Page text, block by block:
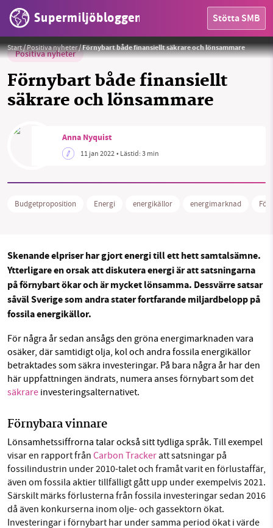
Supermiljöbloggen Stötta SMB
OMRÅDEN
Tipsa oss
Facebook Instagram BlueSky
Threads LinkedIn
Start/Positiva nyheter/Förnybart både finansiellt säkrare och lönsammare
Positiva nyheter
Förnybart både finansiellt
säkrare och lönsammare
Foto:18447309 / Pixabay
Anna Nyquist
11 jan 2022• Lästid:3 min
Budgetproposition Energi energikällor energimarknad
Skenande elpriser har gjort energi till ett hett samtalsämne.
Ytterligare en orsak att diskutera energi är att satsningarna
på förnybart ökar och är mycket lönsamma. Dessvärre satsar
såväl Sverige som andra stater fortfarande miljardbelopp på
fossila energikällor.
För några år sedan ansågs den gröna energimarknaden vara
osäker, där samtidigt olja, kol och andra fossila energikällor
betraktades som säkra investeringar. På bara några år har den
här uppfattningen ändrats, numera anses förnybart som det
säkrare investeringsalternativet.
Förnybara vinnare
Lönsamhetssiffrorna talar också sitt tydliga språk. Till exempel
visar en rapport från Carbon Trackeratt satsningar på
fossilindustrin under 2010-talet och framåt varit en förlustaffär,
även om fossila aktier tillfälligt gått upp under exempelvis 2021.
Särskilt märks förlusterna från fossila investeringar sedan 2016
då även konkurserna inom olje- och gassektorn ökat.
Investeringar i förnybart har under samma period ökat i värde
SMB kämpar för en hållbar framtid. Sedan
starten 2010 har vår ideella redaktion drivit
miljödebatten framåt genom
nyhetsbevakning och granskningar. Nu vill vi
utveckla vårt arbete – och vi hoppas att du
vill hjälpa oss.
Stötta vårt arbete genom att swisha en slant till
1231368703
Läs vad vi vill göra